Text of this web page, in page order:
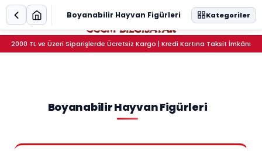
2000 TL ve Üzeri Siparişlerde Ücretsiz Kargo | Kredi Kartına Taksit İmkânı
0
Boyanabilir Hayvan Figürleri
Boyanabilir Hayvan Figürleri Kategoriler